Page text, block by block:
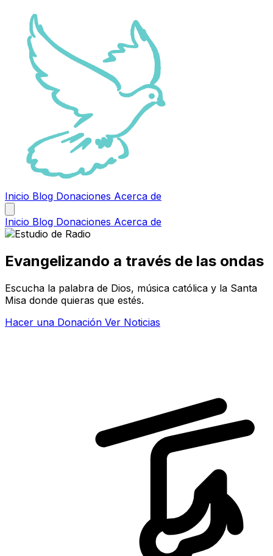
Inicio Blog Donaciones Acerca de
Inicio Blog Donaciones Acerca de
Evangelizando a través de las ondas
Escucha la palabra de Dios, música católica y la Santa
Misa donde quieras que estés.
Hacer una Donación Ver Noticias